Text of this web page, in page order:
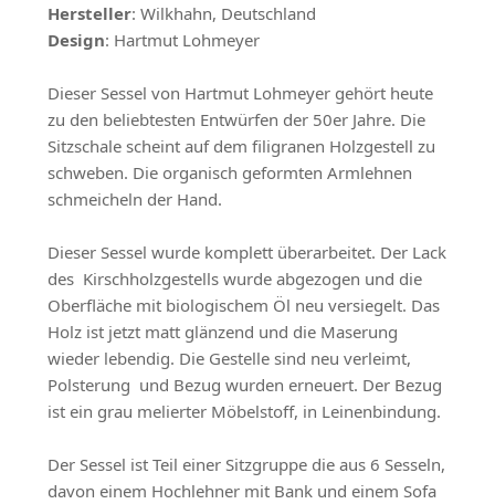
Hersteller: Wilkhahn, Deutschland
Design: Hartmut Lohmeyer
Dieser Sessel von Hartmut Lohmeyer gehört heute
zu den beliebtesten Entwürfen der 50er Jahre. Die
Sitzschale scheint auf dem filigranen Holzgestell zu
schweben. Die organisch geformten Armlehnen
schmeicheln der Hand.
Dieser Sessel wurde komplett überarbeitet. Der Lack
des Kirschholzgestells wurde abgezogen und die
Oberfläche mit biologischem Öl neu versiegelt. Das
Holz ist jetzt matt glänzend und die Maserung
wieder lebendig. Die Gestelle sind neu verleimt,
Polsterung und Bezug wurden erneuert. Der Bezug
ist ein grau melierter Möbelstoff, in Leinenbindung.
Der Sessel ist Teil einer Sitzgruppe die aus 6 Sesseln,
davon einem Hochlehner mit Bank und einem Sofa